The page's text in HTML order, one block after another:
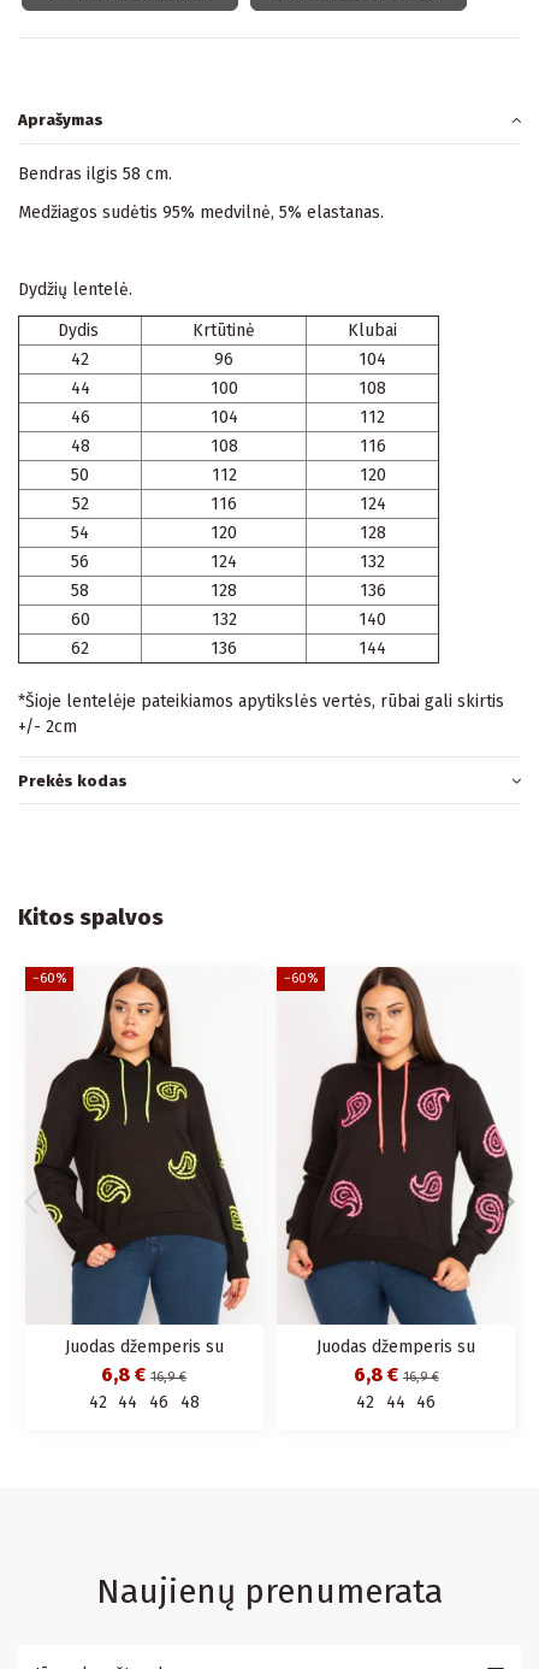
Aprašymas
Bendras ilgis 58 cm.
Medžiagos sudėtis 95% medvilnė, 5% elastanas.
Dydžių lentelė.
Dydis Krtūtinė
Klubai
42
96
104
44
100
108
46
104
112
48
108
116
50
112
120
52
116
124
54
120
128
56
124
132
58
128
136
60
132
140
62
136 144
*Šioje lentelėje pateikiamos apytikslės vertės, rūbai gali skirtis
+/- 2cm
Prekės kodas
Kitos spalvos
−60%
Juodas džemperis su
gobtuvu
6,8 €16,9 €
42 44 46 48
−60%
Juodas džemperis su
gobtuvu
6,8 € 16,9 €
42 44 46
Naujienų prenumerata